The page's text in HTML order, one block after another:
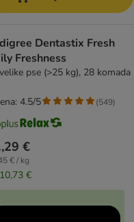
Dentastix Fresh
Freshness
pse (>25 kg), 28 komada
€
€ / kg
10,73 €
4.5/5 (549)